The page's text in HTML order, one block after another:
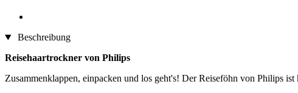
Beschreibung
Reisehaartrockner von Philips
Zusammenklappen, einpacken und los geht's! Der Reiseföhn von Philips